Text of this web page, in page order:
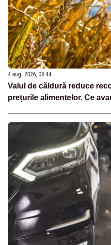
4 aug. 2026, 08:44
Valul de căldură reduce
prețurile alimentelor. Ce